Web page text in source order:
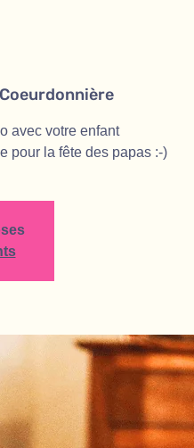
avec votre enfant
pour la fête des papas :-)